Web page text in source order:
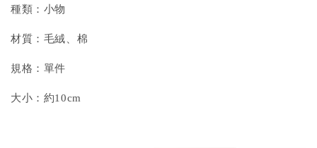
種類：小物
材質：毛絨、棉
規格：單件
大小：約10cm